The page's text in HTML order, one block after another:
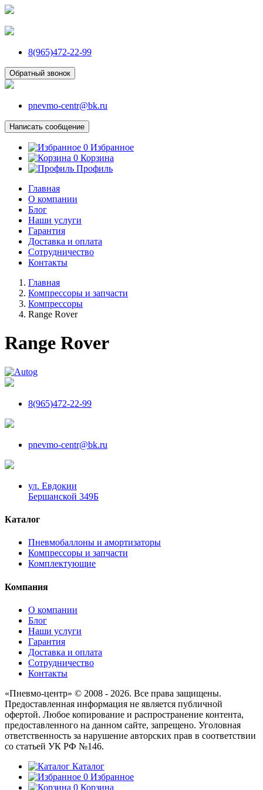
8(965)472-22-99
Обратный звонок
pnevmo-centr@bk.ru
Написать сообщение
0 Избранное
0 Корзина
Профиль
Главная
О компании
Блог
Наши услуги
Гарантия
Доставка и оплата
Сотрудничество
Контакты
Главная
Компрессоры и запчасти
Компрессоры
Range Rover
Range Rover
8(965)472-22-99
pnevmo-centr@bk.ru
ул. Евдокии
Бершанской 349Б
Каталог
Пневмобаллоны и амортизаторы
Компрессоры и запчасти
Комплектующие
Компания
О компании
Блог
Наши услуги
Гарантия
Доставка и оплата
Сотрудничество
Контакты
«Пневмо-центр» © 2008 - 2026. Все права защищены.
Предоставленная информация не является публичной
офертой. Любое копирование и распространение контента,
предоставленного на данном сайте, запрещено. Уголовная
ответственность за нарушение авторских прав в соответствии
со статьей УК РФ №146.
Каталог
0 Избранное
0 Корзина